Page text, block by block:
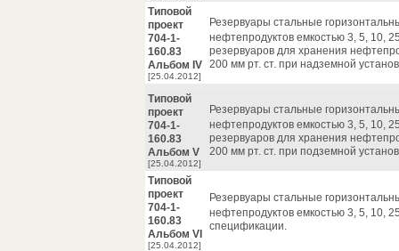
Типовой
проект
704-1-
160.83
Альбом IV
[25.04.2012]
Резервуары стальные
нефтепродуктов емкостью 3, 5, 10,
резервуаров для хранения
200 мм рт. ст. при надземной
Типовой
проект
704-1-
160.83
Альбом V
[25.04.2012]
Резервуары стальные
нефтепродуктов емкостью 3, 5, 10,
резервуаров для хранения
200 мм рт. ст. при подземной
Типовой
проект
704-1-
160.83
Альбом VI
[25.04.2012]
Резервуары стальные
нефтепродуктов емкостью 3, 5, 10,
спецификации.